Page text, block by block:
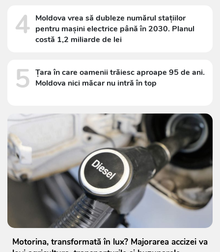
4 Moldova vrea să dubleze numărul stațiilor
pentru mașini electrice până în 2030. Planul
costă 1,2 miliarde de lei
5 Țara în care oamenii trăiesc aproape 95 de ani.
Moldova nici măcar nu intră în top
Motorina, transformată în lux? Majorarea accizei va